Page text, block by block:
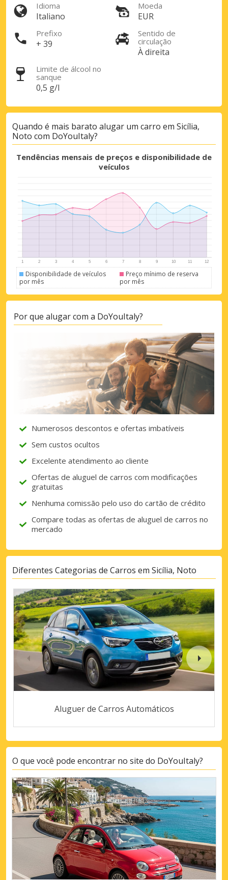
Descontos especiais
Aceda a ofertas exclusivas dos nossos
Iniciar sessão com eLink
Idioma
Italiano
Moeda
EUR
Prefixo
+ 39
Sentido de
circulação
À direita
Limite de álcool no
sanque
0,5 g/l
Quando é mais barato alugar um carro em Sicília,
Noto com DoYouItaly?
Tendências mensais de preços e disponibilidade de
veículos
Disponibilidade de veículos
por mês
Preço mínimo de reserva
por mês
Por que alugar com a DoYouItaly?
Numerosos descontos e ofertas imbatíveis
Sem custos ocultos
Excelente atendimento ao cliente
Ofertas de aluguel de carros com modificações
gratuitas
Nenhuma comissão pelo uso do cartão de crédito
Compare todas as ofertas de aluguel de carros no
mercado
Diferentes Categorias de Carros em Sicília, Noto
Aluguer de Carros Automáticos
O que você pode encontrar no site do DoYouItaly?